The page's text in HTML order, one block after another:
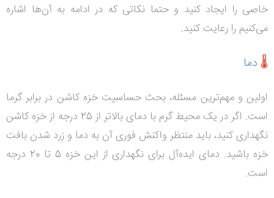
خاصی را ایجاد کنید و حتما نکاتی که در ادامه به آن‌ها اشاره
می‌کنیم را رعایت کنید.
🌡 دما
اولین و مهم‌ترین مسئله، بحث حساسیت خزه کاشن در برابر گرما
است. اگر در یک محیط گرم با دمای بالاتر از 25 درجه از خزه کاشن
نگهداری کنید، باید منتظر واکنش فوری آن به دما و زرد شدن بافت
خزه باشید. دمای ایده‌آل برای نگهداری از این خزه 5 تا 20 درجه
است.